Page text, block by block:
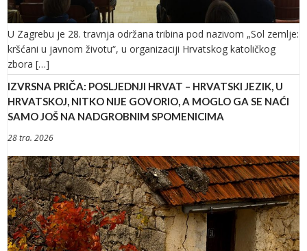
U Zagrebu je 28. travnja održana tribina pod nazivom „Sol zemlje:
kršćani u javnom životu“, u organizaciji Hrvatskog katoličkog
zbora […]
IZVRSNA PRIČA: POSLJEDNJI HRVAT – HRVATSKI JEZIK, U
HRVATSKOJ, NITKO NIJE GOVORIO, A MOGLO GA SE NAĆI
SAMO JOŠ NA NADGROBNIM SPOMENICIMA
28 tra. 2026